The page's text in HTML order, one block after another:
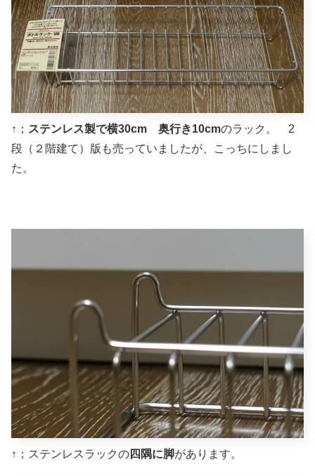
↑； ステンレス製で横30cm 奥行き10cmのラック。 2
段（２階建て）版も売っていましたが、こっちにしまし
た。
↑；ステンレスラックの四隅に脚があります。